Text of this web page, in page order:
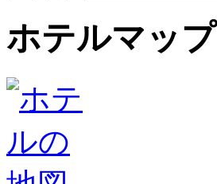
ホテルマップ